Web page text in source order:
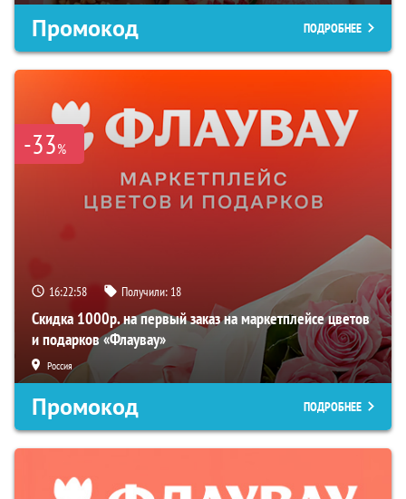
Промокод ПОДРОБНЕЕ
-33%
16:22:57 Получили: 18
Скидка 1000р. на первый заказ на маркетплейсе цветов
и подарков «Флаувау»
Россия
Промокод ПОДРОБНЕЕ